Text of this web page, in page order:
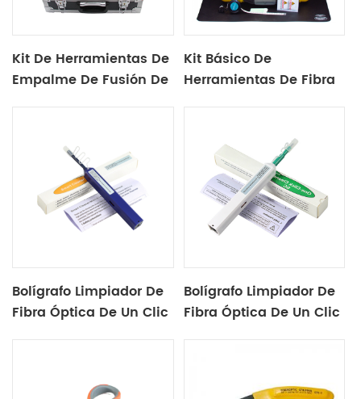
Kit De Herramientas De
Empalme De Fusión De
Kit Básico De
Herramientas De Fibra
Bolígrafo Limpiador De
Fibra Óptica De Un Clic
Bolígrafo Limpiador De
Fibra Óptica De Un Clic